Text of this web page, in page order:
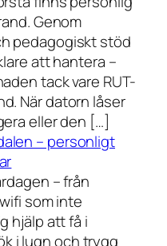
Genom
pedagogiskt stöd
att hantera –
tack vare RUT-
När datorn låser
eller den […]
– personligt
– från
som inte
hjälp att få i
i lugn och trygg